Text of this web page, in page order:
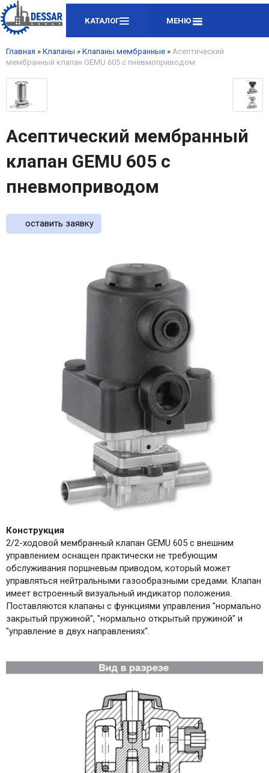
КАТАЛОГ МЕНЮ
Главная » Клапаны » Клапаны мембранные » Асептический
мембранный клапан GEMU 605 с пневмоприводом
Асептический мембранный
клапан GEMU 605 с
пневмоприводом
оставить заявку
Конструкция
2/2-ходовой мембранный клапан GEMU 605 с внешним
управлением оснащен практически не требующим
обслуживания поршневым приводом, который может
управляться нейтральными газообразными средами. Клапан
имеет встроенный визуальный индикатор положения.
Поставляются клапаны с функциями управления "нормально
закрытый пружиной", "нормально открытый пружиной" и
"управление в двух направлениях".